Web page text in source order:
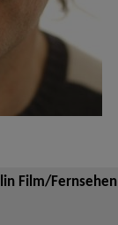
Film/Fernsehen